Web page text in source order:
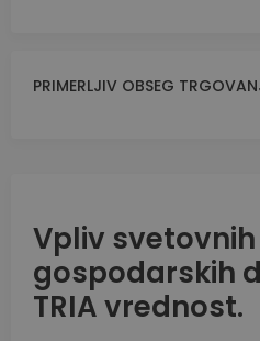
PRIMERLJIV OBSEG
Vpliv svetovnih
gospodarskih
TRIA vrednost.